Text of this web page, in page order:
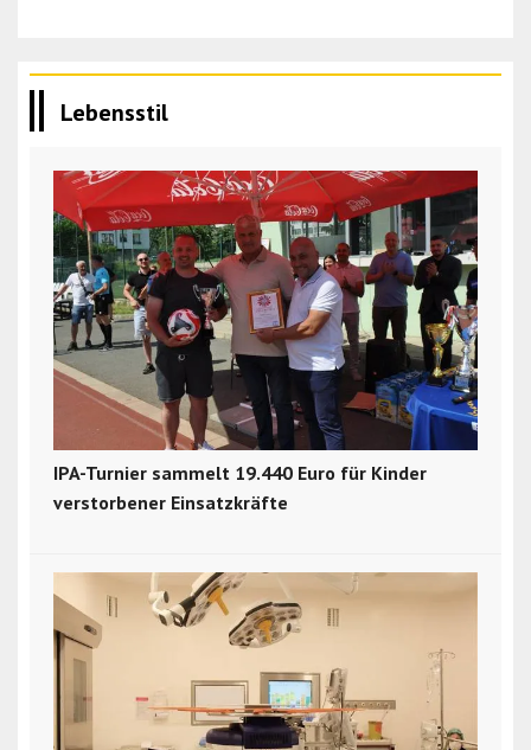
Lebensstil
IPA-Turnier sammelt 19.440 Euro für Kinder
verstorbener Einsatzkräfte